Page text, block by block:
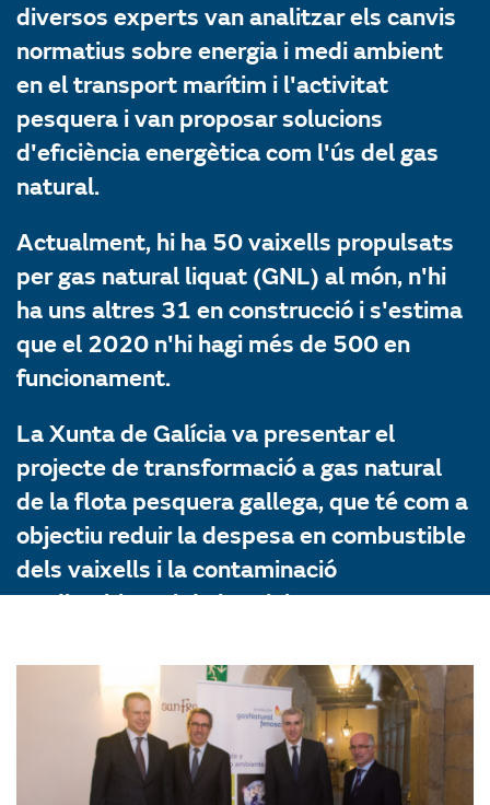
diversos experts van analitzar els canvis
normatius sobre energia i medi ambient
en el transport marítim i l'activitat
pesquera i van proposar solucions
d'eficiència energètica com l'ús del gas
natural.
Actualment, hi ha 50 vaixells propulsats
per gas natural liquat (GNL) al món, n'hi
ha uns altres 31 en construcció i s'estima
que el 2020 n'hi hagi més de 500 en
funcionament.
La Xunta de Galícia va presentar el
projecte de transformació a gas natural
de la flota pesquera gallega, que té com a
objectiu reduir la despesa en combustible
dels vaixells i la contaminació
mediambiental de l'activitat pesquera.